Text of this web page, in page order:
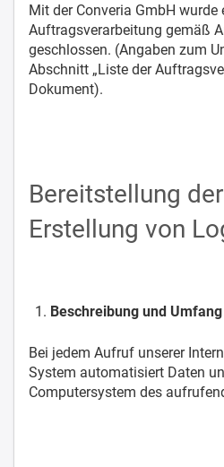
Mit der Converia GmbH wurde
Auftragsverarbeitung gemäß
geschlossen. (Angaben zum
Abschnitt „Liste der
Dokument).
Bereitstellung
Erstellung von
Beschreibung und
Bei jedem Aufruf unserer
System automatisiert Daten
Computersystem des